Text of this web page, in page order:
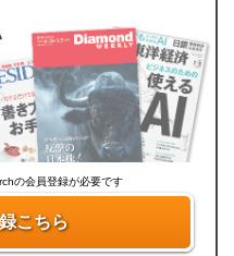
の会員登録が必要です
こちら